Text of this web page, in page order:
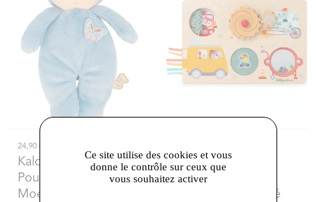
24,90 €
Kaloo
- KALOO -
Poupon Très Doux et
Moelleux pour Bébé -
Lilliputiens
LILLIPUTIENS -
Panneau d'Activité
Ce site utilise des cookies et vous
donne le contrôle sur ceux que
vous souhaitez activer